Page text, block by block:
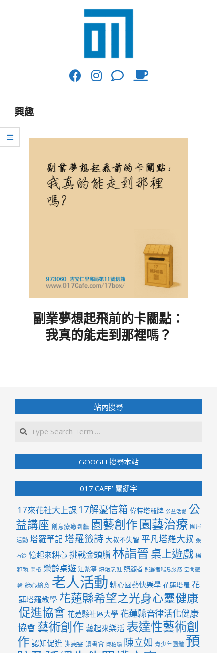
017
與
你
一
起
興趣
副業夢想起飛前的卡關點：
我真的能走到那裡嗎？
站內搜尋
GOOGLE搜尋本站
017 CAFE’ 關鍵字
17來花社大上課 17解憂信箱 偉特塔羅牌 公益活動 公
益講座 創意療癒園藝 園藝創作 園藝治療 團屋
活動 塔羅筆記 塔羅籤詩 大叔不失智 平凡塔羅大叔 張
巧鈴 憶起來耕心挑戰金頭腦 林詣晉桌上遊戲 楊
雅筑 榮格 樂齡桌遊 江紫寧 烘焙烹飪 照顧者 照顧者喘息服務 空間邏
輯 綠心繪意 老人活動 耕心園藝快樂學 花蓮塔羅 花
蓮塔羅教學 花蓮縣希望之光身心靈健康
促進協會 花蓮縣社區大學 花蓮縣音律活化健康
協會 藝術創作藝起來樂活 表達性藝術創
作 認知促進 謝惠雯 讀書會 陳柏瑜 陳立如 青少年團體 預